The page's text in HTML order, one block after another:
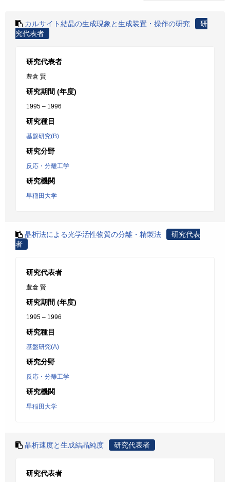
カルサイト結晶の生成現象と生成装置・操作の研究
研
究代表者
研究代表者
豊倉 賢
研究期間 (年度)
1995 – 1996
研究種目
基盤研究(B)
研究分野
反応・分離工学
研究機関
早稲田大学
晶析法による光学活性物質の分離・精製法
研究代表
者
研究代表者
豊倉 賢
研究期間 (年度)
1995 – 1996
研究種目
基盤研究(A)
研究分野
反応・分離工学
研究機関
早稲田大学
晶析速度と生成結晶純度 研究代表者
研究代表者